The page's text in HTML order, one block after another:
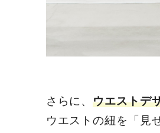
さらに、ウエストデ
ウエストの紐を「見